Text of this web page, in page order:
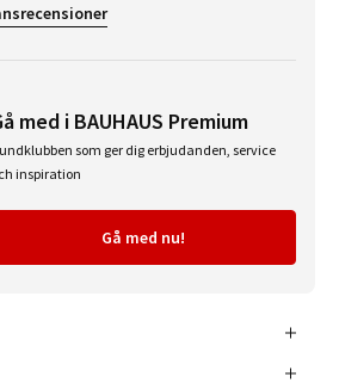
med i BAUHAUS Premium
som ger dig erbjudanden, service
inspiration
Gå med nu!